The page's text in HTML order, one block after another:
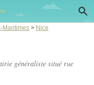
Maritimes > Nice
généraliste situé rue